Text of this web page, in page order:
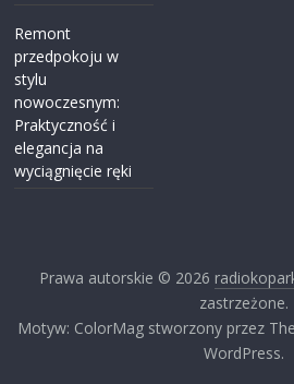
Remont
przedpokoju w
stylu
nowoczesnym:
Praktyczność i
elegancja na
wyciągnięcie ręki
Prawa autorskie © 2026
zastrzeżone.
Motyw: ColorMag stworzony przez
WordPress.